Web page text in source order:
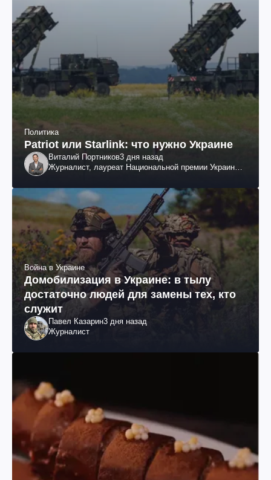
Политика
Patriot или Starlink: что нужно Украине
Виталий Портников3 дня назад
Журналист, лауреат Национальной премии Украины
Война в Украине
Домобилизация в Украине: в тылу
достаточно людей для замены тех, кто
служит
Павел Казарин3 дня назад
Журналист